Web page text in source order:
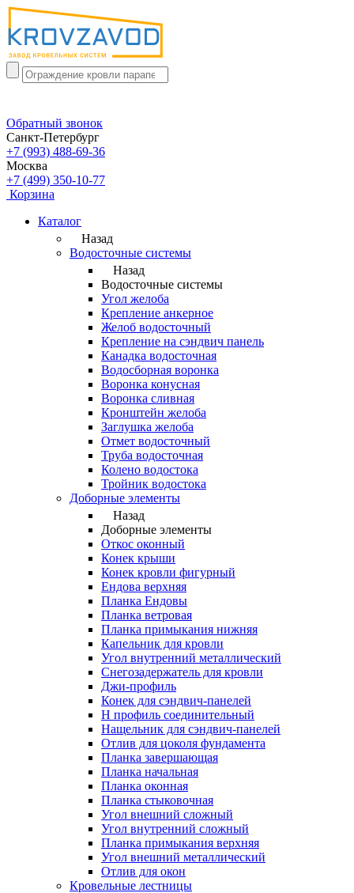
Обратный звонок
Санкт-Петербург
+7 (993) 488-69-36
Москва
+7 (499) 350-10-77
Корзина
Каталог
Назад
Водосточные системы
Назад
Водосточные системы
Угол желоба
Крепление анкерное
Желоб водосточный
Крепление на сэндвич панель
Канадка водосточная
Водосборная воронка
Воронка конусная
Воронка сливная
Кронштейн желоба
Заглушка желоба
Отмет водосточный
Труба водосточная
Колено водостока
Тройник водостока
Доборные элементы
Назад
Доборные элементы
Откос оконный
Конек крыши
Конек кровли фигурный
Ендова верхняя
Планка Ендовы
Планка ветровая
Планка примыкания нижняя
Капельник для кровли
Угол внутренний металлический
Снегозадержатель для кровли
Джи-профиль
Конек для сэндвич-панелей
Н профиль соединительный
Нащельник для сэндвич-панелей
Отлив для цоколя фундамента
Планка завершающая
Планка начальная
Планка оконная
Планка стыковочная
Угол внешний сложный
Угол внутренний сложный
Планка примыкания верхняя
Угол внешний металлический
Отлив для окон
Кровельные лестницы